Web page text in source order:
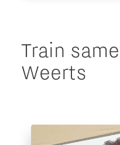
Train
Weerts